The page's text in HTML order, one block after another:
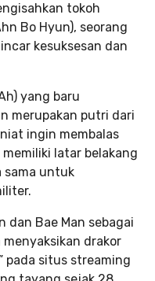
tokoh
Bo Hyun), seorang
kesuksesan dan
yang baru
merupakan putri dari
ingin membalas
latar belakang
sama untuk
dan Bae Man sebagai
drakor
pada situs streaming